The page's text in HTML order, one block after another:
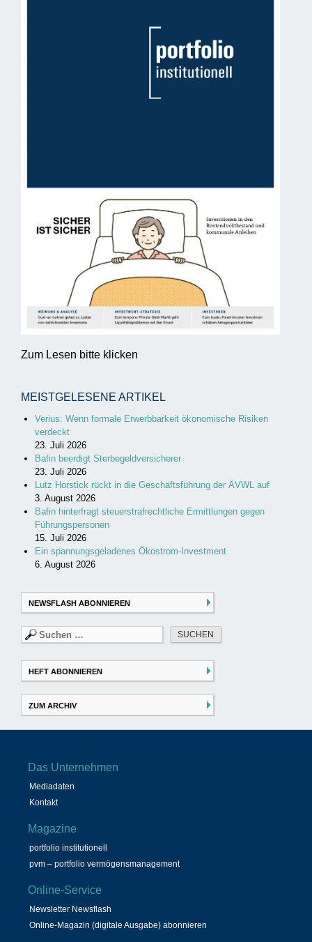
Zum Lesen bitte klicken
MEISTGELESENE ARTIKEL
Verius: Wenn formale Erwerbbarkeit ökonomische Risiken
verdeckt
23. Juli 2026
Bafin beerdigt Sterbegeldversicherer
23. Juli 2026
Lutz Horstick rückt in die Geschäftsführung der ÄVWL auf
3. August 2026
Bafin hinterfragt steuerstrafrechtliche Ermittlungen gegen
Führungspersonen
15. Juli 2026
Ein spannungsgeladenes Ökostrom-Investment
6. August 2026
NEWSFLASH ABONNIEREN
Suchen
nach:
HEFT ABONNIEREN
ZUM ARCHIV
Das Unternehmen
Mediadaten
Kontakt
Magazine
portfolio institutionell
pvm – portfolio vermögensmanagement
Online-Service
Newsletter Newsflash
Online-Magazin (digitale Ausgabe) abonnieren